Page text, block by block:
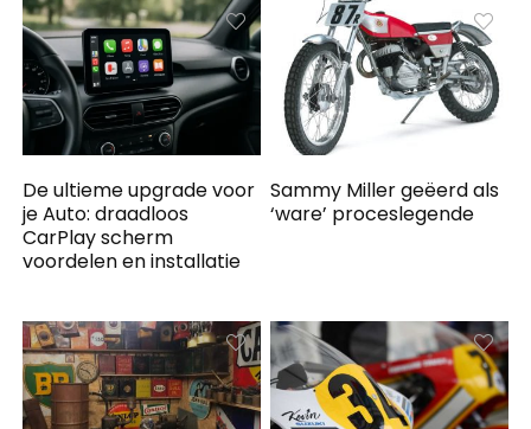
De ultieme upgrade voor
je Auto: draadloos
CarPlay scherm
voordelen en installatie
Sammy Miller geëerd als
‘ware’ proceslegende